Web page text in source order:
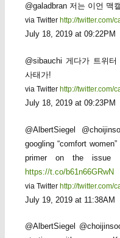
@galadbran 저는 이언 맥
via Twitter http://twitter.com/
July 18, 2019 at 09:22PM
@sibauchi 게다가 트위
사태가!
via Twitter http://twitter.com/
July 18, 2019 at 09:23PM
@AlbertSiegel
googling “comfort
primer on the issue
https://t.co/b61n66GRwN
via Twitter http://twitter.com/
July 19, 2019 at 11:38AM
@AlbertSiegel